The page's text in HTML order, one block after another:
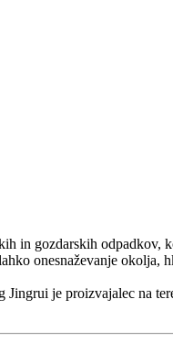
in gozdarskih odpadkov,
onesnaževanje okolja,
Jingrui je proizvajalec na